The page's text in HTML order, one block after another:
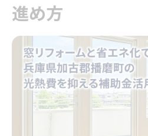
リフォーム前に知り
ガイド
補助金活用でお得に始め
窓リフォームに利用
報
省エネ改修で知って
進め方